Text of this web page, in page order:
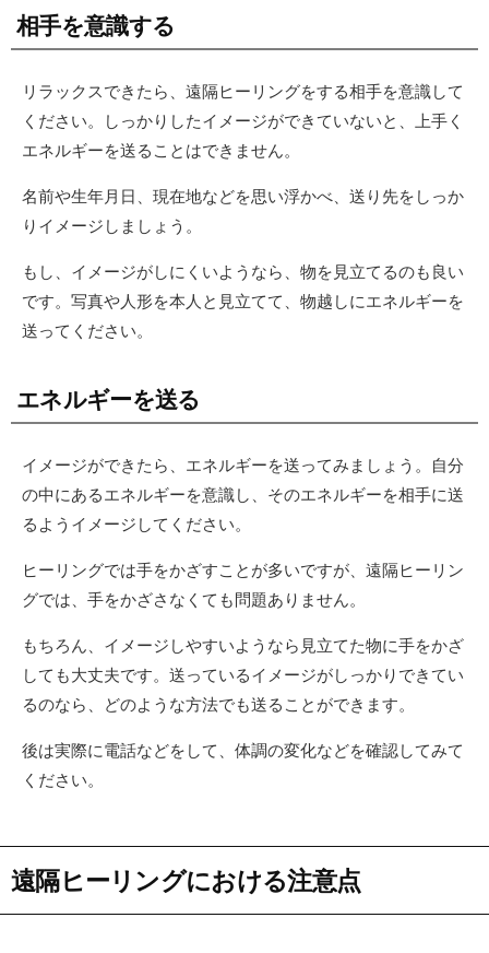
相手を意識する
リラックスできたら、遠隔ヒーリングをする相手を意識して
ください。しっかりしたイメージができていないと、上手く
エネルギーを送ることはできません。
名前や生年月日、現在地などを思い浮かべ、送り先をしっか
りイメージしましょう。
もし、イメージがしにくいようなら、物を見立てるのも良い
です。写真や人形を本人と見立てて、物越しにエネルギーを
送ってください。
エネルギーを送る
イメージができたら、エネルギーを送ってみましょう。自分
の中にあるエネルギーを意識し、そのエネルギーを相手に送
るようイメージしてください。
ヒーリングでは手をかざすことが多いですが、遠隔ヒーリン
グでは、手をかざさなくても問題ありません。
もちろん、イメージしやすいようなら見立てた物に手をかざ
しても大丈夫です。送っているイメージがしっかりできてい
るのなら、どのような方法でも送ることができます。
後は実際に電話などをして、体調の変化などを確認してみて
ください。
遠隔ヒーリングにおける注意点